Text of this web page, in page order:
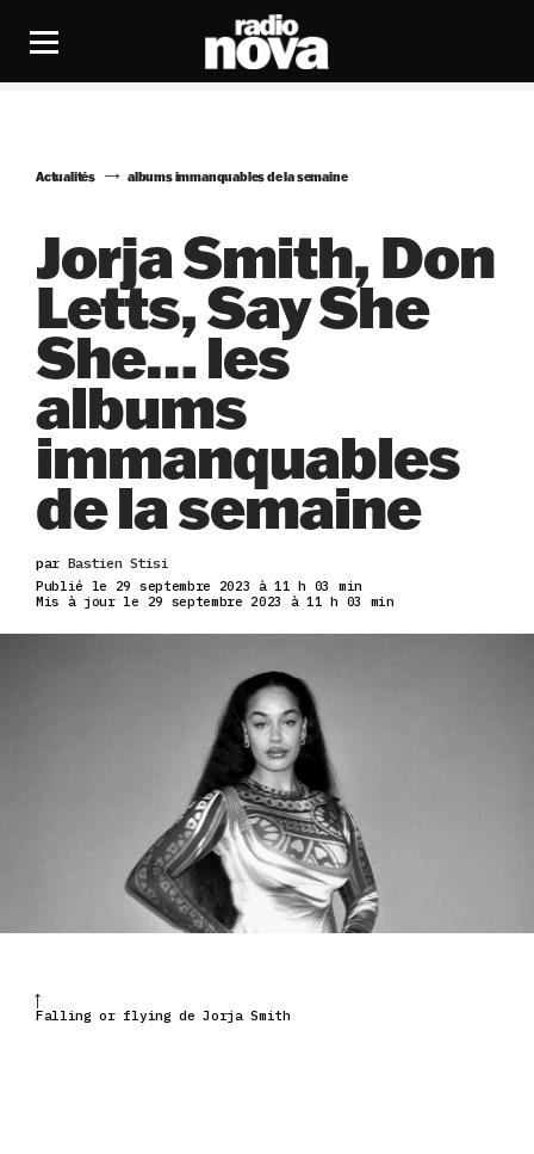
Actualités albums immanquables de la semaine
Jorja Smith, Don
Letts, Say She
She… les
albums
immanquables
de la semaine
par Bastien Stisi
Publié le 29 septembre 2023 à 11 h 03 min
Mis à jour le 29 septembre 2023 à 11 h 03 min
Falling or flying de Jorja Smith